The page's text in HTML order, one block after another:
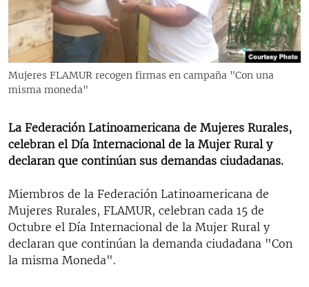
RADIO MARTÍ
ESPECIALES
ESPECIALES
LA REALIDAD DE LA VIVIENDA EN CUBA
KENTU-CUBANO
LOS SANTOS DE HIALEAH
LA INVASIÓN DE RUSIA A UCRANIA
MULTIMEDIA
EDITORIALES
SÍGUENOS
Mujeres FLAMUR recogen firmas en campaña "Con una
misma moneda"
La Federación Latinoamericana de Mujeres Rurales,
celebran el Día Internacional de la Mujer Rural y
declaran que continúan sus demandas ciudadanas.
Miembros de la Federación Latinoamericana de
Mujeres Rurales, FLAMUR, celebran cada 15 de
Octubre el Día Internacional de la Mujer Rural y
declaran que continúan la demanda ciudadana "Con
la misma Moneda".